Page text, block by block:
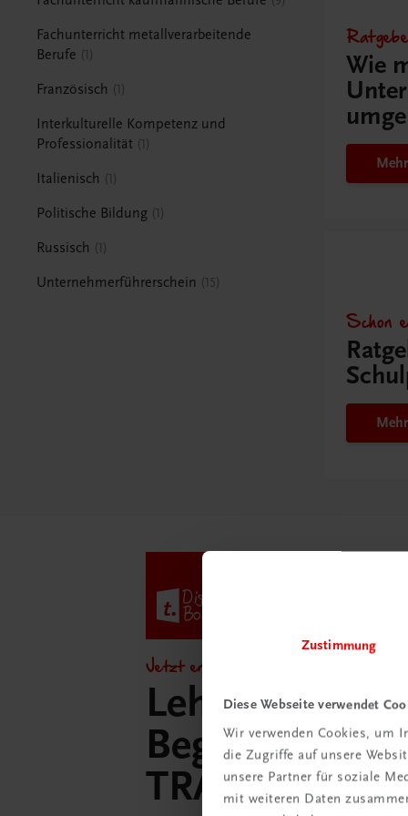
Zustimmung
Diese Webseite verwendet
Wir verwenden Cookies, um
die Zugriffe auf unsere
unsere Partner für soziale
mit weiteren Daten
Fachunterricht metallverarbeitende
Berufe
1
Französisch 1
Interkulturelle Kompetenz und
Professionalität 1
Italienisch 1
Politische Bildung 1
Russisch 1
Unternehmerführerschein 15
Wie
Schon
Jetzt entdecken!
Lehrer/innen-
Begleitpakete
TRAUNER-